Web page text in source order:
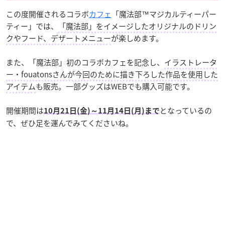
この度開催されるコラボカフェ 「魔法部™マジカルティーパー
ティー」では、
「魔法部」をイメージしたオリジナルのドリン
クやフード、デザートメニューが楽しめます。
また、「魔法部」初のコラボカフェを記念し、 イラストレータ
ー・fouatonsさんが今回のために描き下ろした作品を使用した
アイテムも販売。一部グッズはWEBでも購入可能です。
開催期間は10月21日(金)～11月14日(月)まで となっているの
で、ぜひ足を運んでみてくださいね。